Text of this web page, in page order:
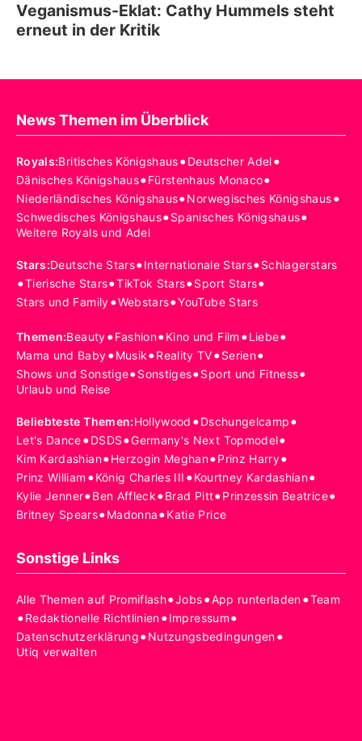
Veganismus-Eklat: Cathy Hummels steht
erneut in der Kritik
News Themen im Überblick
Royals:Britisches Königshaus•Deutscher Adel•
Dänisches Königshaus•Fürstenhaus Monaco•
Niederländisches Königshaus•Norwegisches Königshaus•
Schwedisches Königshaus•Spanisches Königshaus•
Weitere Royals und Adel
Stars:Deutsche Stars•Internationale Stars•Schlagerstars
•Tierische Stars•TikTok Stars•Sport Stars•
Stars und Family•Webstars•YouTube Stars
Themen:Beauty•Fashion•Kino und Film •Liebe•
Mama und Baby•Musik•Reality TV•Serien•
Shows und Sonstige•Sonstiges•Sport und Fitness•
Urlaub und Reise
Beliebteste Themen:Hollywood •Dschungelcamp•
Let's Dance•DSDS•Germany's Next Topmodel•
Kim Kardashian•Herzogin Meghan•Prinz Harry•
Prinz William •König Charles III •Kourtney Kardashian•
Kylie Jenner•Ben Affleck•Brad Pitt•Prinzessin Beatrice•
Britney Spears•Madonna•Katie Price
Sonstige Links
Alle Themen auf Promiflash•Jobs•App runterladen•Team
•Redaktionelle Richtlinien•Impressum•
Datenschutzerklärung•Nutzungsbedingungen•
Utiq verwalten